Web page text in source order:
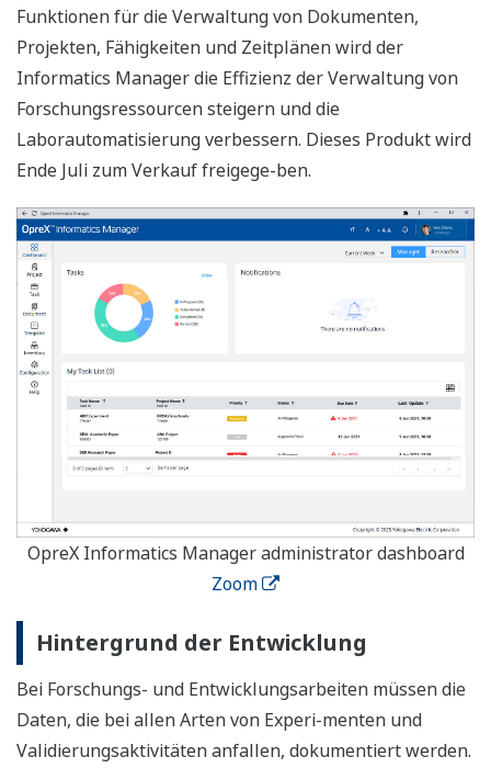
Funktionen für die Verwaltung von Dokumenten,
Projekten, Fähigkeiten und Zeitplänen wird der
Informatics Manager die Effizienz der Verwaltung von
Forschungsressourcen steigern und die
Laborautomatisierung verbessern. Dieses Produkt wird
Ende Juli zum Verkauf freigege-ben.
OpreX Informatics Manager administrator dashboard
Zoom
Hintergrund der Entwicklung
Bei Forschungs- und Entwicklungsarbeiten müssen die
Daten, die bei allen Arten von Experi-menten und
Validierungsaktivitäten anfallen, dokumentiert werden.